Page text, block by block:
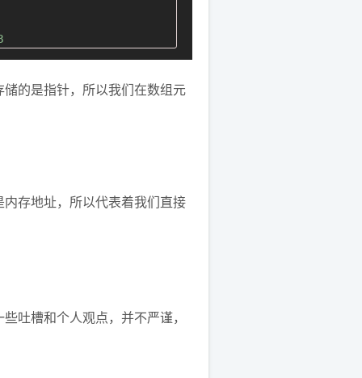
的是指针，所以我们在数组元
存地址，所以代表着我们直接
吐槽和个人观点，并不严谨，